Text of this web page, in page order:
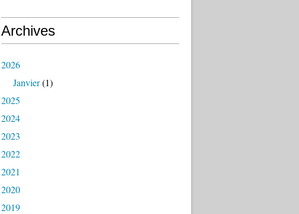
Archives
2026
Janvier(1)
2025
2024
2023
2022
2021
2020
2019